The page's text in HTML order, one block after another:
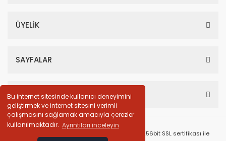
Bu internet sitesinde kullanıcı deneyimini
geliştirmek ve internet sitesini verimli
çalışmasını sağlamak amacıyla çerezler
kullanılmaktadır. Ayrıntıları inceleyin
ÜYELİK
SAYFALAR
HESABIM
© Tüm Hakları Saklıdır. Kredi kartı bilgileriniz 256bit SSL sertifikası ile